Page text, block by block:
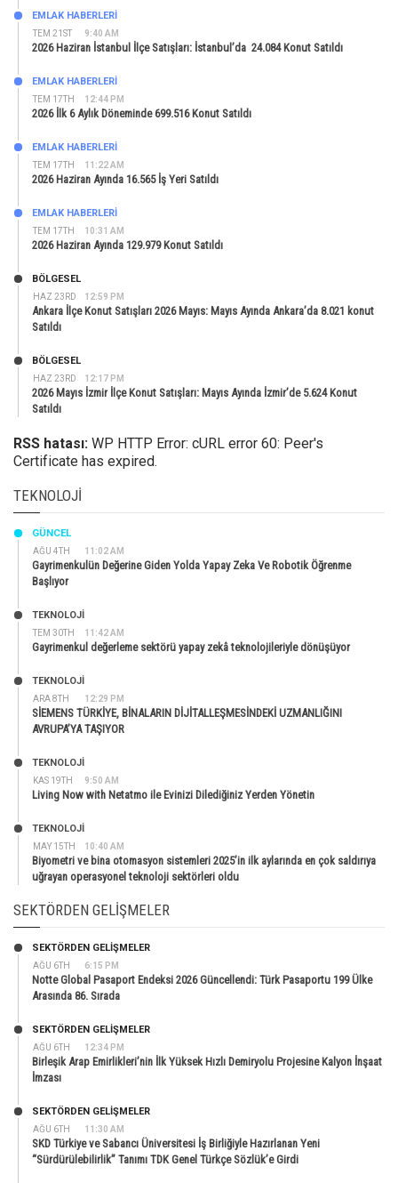
TEM 21ST 9:40 AM
EMLAK HABERLERI
2026 Haziran İstanbul İlçe Satışları: İstanbul’da 24.084 Konut Satıldı
TEM 17TH 12:44 PM
EMLAK HABERLERI
2026 İlk 6 Aylık Döneminde 699.516 Konut Satıldı
TEM 17TH 11:22 AM
EMLAK HABERLERI
2026 Haziran Ayında 16.565 İş Yeri Satıldı
TEM 17TH 10:31 AM
EMLAK HABERLERI
2026 Haziran Ayında 129.979 Konut Satıldı
HAZ 23RD 12:59 PM
BÖLGESEL
Ankara İlçe Konut Satışları 2026 Mayıs: Mayıs Ayında Ankara’da 8.021 konut
Satıldı
HAZ 23RD 12:17 PM
BÖLGESEL
2026 Mayıs İzmir İlçe Konut Satışları: Mayıs Ayında İzmir’de 5.624 Konut
Satıldı
RSS hatası: WP HTTP Error: cURL error 60: Peer's
Certificate has expired.
TEKNOLOJI
AĞU 4TH 11:02 AM
GÜNCEL
Gayrimenkulün Değerine Giden Yolda Yapay Zeka Ve Robotik Öğrenme
Başlıyor
TEM 30TH 11:42 AM
TEKNOLOJİ
Gayrimenkul değerleme sektörü yapay zekâ teknolojileriyle dönüşüyor
ARA 8TH 12:29 PM
TEKNOLOJİ
SİEMENS TÜRKİYE, BİNALARIN DİJİTALLEŞMESİNDEKİ UZMANLIĞINI
AVRUPA’YA TAŞIYOR
KAS 19TH 9:50 AM
TEKNOLOJİ
Living Now with Netatmo ile Evinizi Dilediğiniz Yerden Yönetin
MAY 15TH 10:40 AM
TEKNOLOJİ
Biyometri ve bina otomasyon sistemleri 2025’in ilk aylarında en çok saldırıya
uğrayan operasyonel teknoloji sektörleri oldu
SEKTÖRDEN GELIŞMELER
AĞU 6TH 6:15 PM
SEKTÖRDEN GELIŞMELER
Notte Global Pasaport Endeksi 2026 Güncellendi: Türk Pasaportu 199 Ülke
Arasında 86. Sırada
AĞU 6TH 12:34 PM
SEKTÖRDEN GELIŞMELER
Birleşik Arap Emirlikleri’nin İlk Yüksek Hızlı Demiryolu Projesine Kalyon İnşaat
İmzası
AĞU 6TH 11:30 AM
SEKTÖRDEN GELIŞMELER
SKD Türkiye ve Sabancı Üniversitesi İş Birliğiyle Hazırlanan Yeni
“Sürdürülebilirlik” Tanımı TDK Genel Türkçe Sözlük’e Girdi